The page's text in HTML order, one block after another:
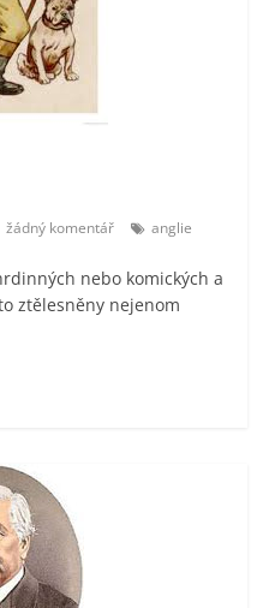
žádný komentář anglie
nebo komických a
ztělesněny nejenom